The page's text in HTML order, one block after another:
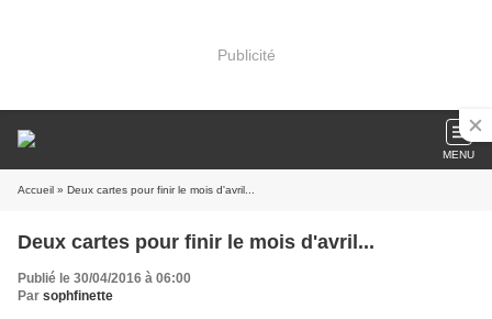
Publicité
MENU
Accueil » Deux cartes pour finir le mois d'avril...
Deux cartes pour finir le mois d'avril...
Publié le 30/04/2016 à 06:00
Par sophfinette